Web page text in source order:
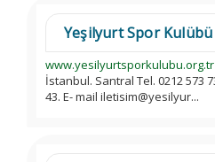
Yeşilyurt Spor Kulübü
www.yesilyurtsporkulubu.org.tr
İstanbul. Santral Tel. 0212 573
43. E- mail iletisim@yesilyur...